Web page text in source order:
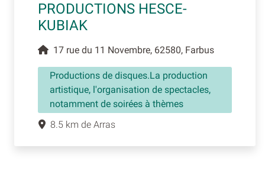
PRODUCTIONS HESCE-
KUBIAK
17 rue du 11 Novembre, 62580, Farbus
Productions de disques.La production
artistique, l'organisation de spectacles,
notamment de soirées à thèmes
8.5 km de Arras